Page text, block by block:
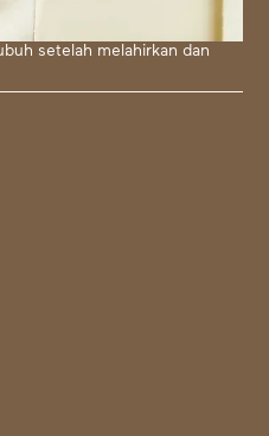
setelah melahirkan dan